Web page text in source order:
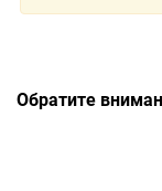
Обратите